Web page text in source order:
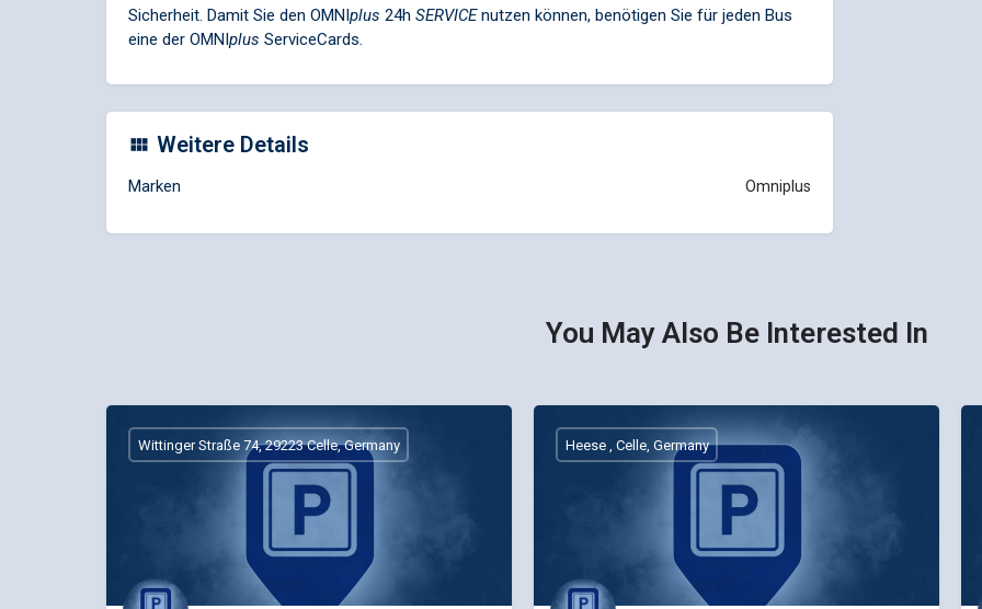
Sicherheit. Damit Sie den OMNI plus 24h SERVICEnutzen können, benötigen Sie für jeden Bus
eine der OMNI plus ServiceCards.
Weitere Details
Marken Omniplus
You May Also Be Interested In
Wittinger Straße 74, 29223 Celle, Germany Heese , Celle, Germany